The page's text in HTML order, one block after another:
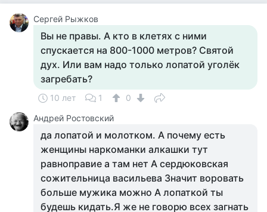
Сергей Рыжков
Вы не правы. А кто в клетях с ними
спускается на 800-1000 метров? Святой
дух. Или вам надо только лопатой уголёк
загребать?
10 лет 1
0
Андрей Ростовский
да лопатой и молотком. А почему есть
женщины наркоманки алкашки тут
равноправие а там нет А сердюковская
сожительница васильева Значит воровать
больше мужика можно А лопаткой ты
будешь кидать.Я же не говорю всех загнать